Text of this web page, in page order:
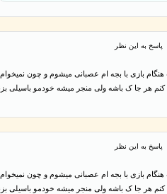
پاسخ به این نظر
بازی با بجه ام عصبانی میشوم و چون نمیخوام
کنم هر جا ک باشه ولی منجر میشه خودمو باسیلی
پاسخ به این نظر
بازی با بجه ام عصبانی میشوم و چون نمیخوام
کنم هر جا ک باشه ولی منجر میشه خودمو باسیلی